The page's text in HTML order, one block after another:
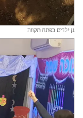
גן ילדים בפתח תקווה